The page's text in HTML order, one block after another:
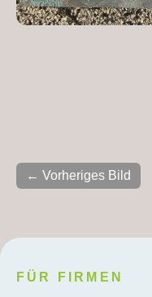
← Vorheriges Bild
FÜR FIRMEN